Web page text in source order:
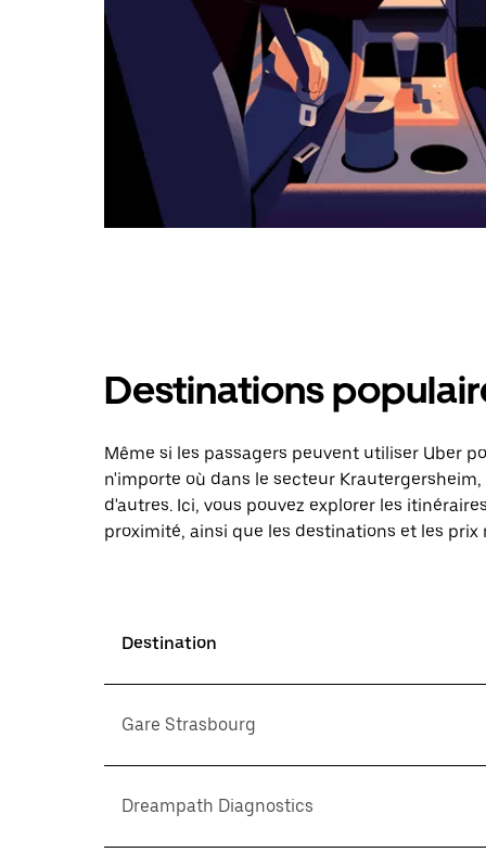
Destinations
Même si les passagers peuvent utiliser Uber
n'importe où dans le secteur
d'autres. Ici, vous pouvez explorer les
proximité, ainsi que les destinations et les prix
Destination
Gare Strasbourg
Dreampath Diagnostics